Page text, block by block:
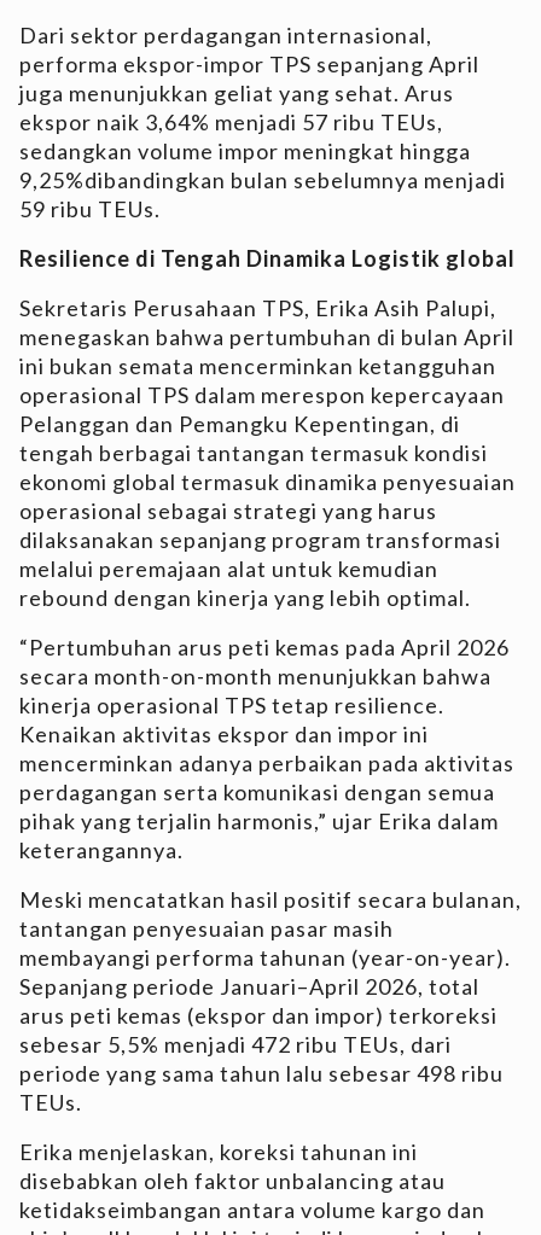
Dari sektor perdagangan internasional,
performa ekspor-impor TPS sepanjang April
juga menunjukkan geliat yang sehat. Arus
ekspor naik 3,64% menjadi 57 ribu TEUs,
sedangkan volume impor meningkat hingga
9,25%dibandingkan bulan sebelumnya menjadi
59 ribu TEUs.
Resilience di Tengah Dinamika Logistik global
Sekretaris Perusahaan TPS, Erika Asih Palupi,
menegaskan bahwa pertumbuhan di bulan April
ini bukan semata mencerminkan ketangguhan
operasional TPS dalam merespon kepercayaan
Pelanggan dan Pemangku Kepentingan, di
tengah berbagai tantangan termasuk kondisi
ekonomi global termasuk dinamika penyesuaian
operasional sebagai strategi yang harus
dilaksanakan sepanjang program transformasi
melalui peremajaan alat untuk kemudian
rebound dengan kinerja yang lebih optimal.
“Pertumbuhan arus peti kemas pada April 2026
secara month-on-month menunjukkan bahwa
kinerja operasional TPS tetap resilience.
Kenaikan aktivitas ekspor dan impor ini
mencerminkan adanya perbaikan pada aktivitas
perdagangan serta komunikasi dengan semua
pihak yang terjalin harmonis,” ujar Erika dalam
keterangannya.
Meski mencatatkan hasil positif secara bulanan,
tantangan penyesuaian pasar masih
membayangi performa tahunan (year-on-year).
Sepanjang periode Januari–April 2026, total
arus peti kemas (ekspor dan impor) terkoreksi
sebesar 5,5% menjadi 472 ribu TEUs, dari
periode yang sama tahun lalu sebesar 498 ribu
TEUs.
Erika menjelaskan, koreksi tahunan ini
disebabkan oleh faktor unbalancing atau
ketidakseimbangan antara volume kargo dan